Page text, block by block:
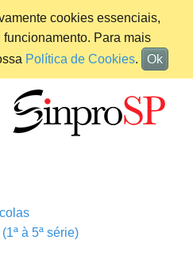
cookies essenciais,
Para mais
Política de Cookies. Ok
à 5ª série)